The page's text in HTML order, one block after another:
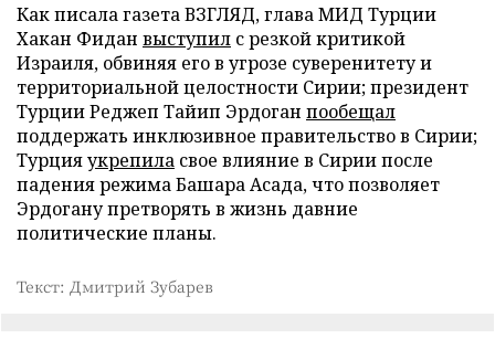
Как писала газета ВЗГЛЯД, глава МИД Турции
Хакан Фидан выступил с резкой критикой
Израиля, обвиняя его в угрозе суверенитету и
территориальной целостности Сирии; президент
Турции Реджеп Тайип Эрдоган пообещал
поддержать инклюзивное правительство в Сирии;
Турцияукрепила свое влияние в Сирии после
падения режима Башара Асада, что позволяет
Эрдогану претворять в жизнь давние
политические планы.
Текст: Дмитрий Зубарев